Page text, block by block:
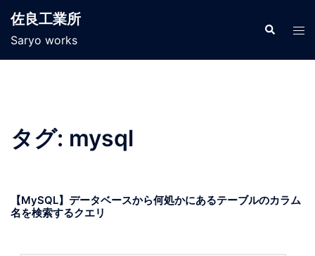
佐良工業所
Saryo works
タグ: mysql
【MySQL】データベースから何処かにあるテーブルのカラム
名を検索するクエリ